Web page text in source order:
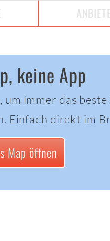
keine App
um immer das
Einfach direkt im
Map öffnen